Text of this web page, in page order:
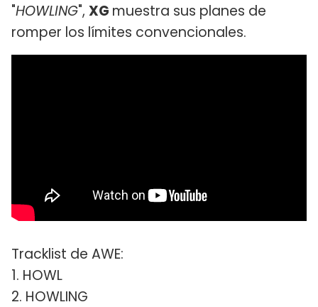
"HOWLING", XG muestra sus planes de
romper los límites convencionales.
Tracklist de AWE:
1. HOWL
2. HOWLING